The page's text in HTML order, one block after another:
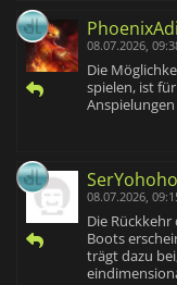
PhoenixAdi
08.07.2026,
Die
spielen, ist
SerYohoho
08.07.2026,
Die
Boots
trägt dazu